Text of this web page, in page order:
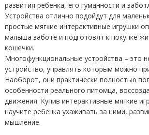
развития ребенка, его гуманности и
Устройства отлично подойдут для
простые мягкие интерактивные игрушки
малыша заботе и подготовят к покупке
кошечки.
Многофункциональные устройства – это
устройство, управлять которым можно
Наоборот, они практически полностью
особенности реального питомца,
движения. Купив интерактивные мягкие
научите ребенка ухаживать за ними,
мышление.